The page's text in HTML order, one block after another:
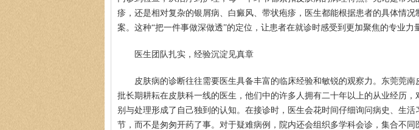
疹，还是相对复杂的银屑病、白癜风、带状疱疹，医生都能根据患者的具体情况
案。这种“把一件事做深做透”的定位，让患者在就诊时感受到更加聚焦的专业力
医生团队扎实，经验沉淀见真章
皮肤病的诊断往往需要医生具备丰富的临床经验和敏锐的观察力。东莞莞南
批长期耕耘在皮肤科一线的医生，他们中的许多人拥有二十年以上的从业经历，
别与处理形成了自己独到的认知。在接诊时，医生会花时间仔细询问病史、生活
节，而不是匆匆开药了事。对于疑难病例，院内还会组织多学科会诊，集合不同